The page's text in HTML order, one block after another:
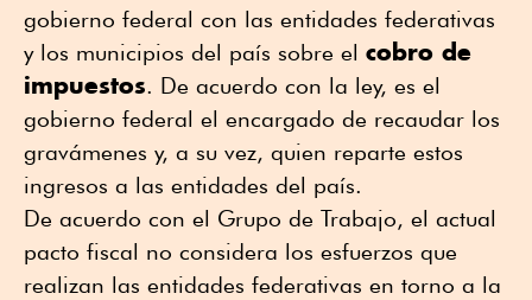
gobierno federal con las entidades federativas
y los municipios del país sobre el cobro de
impuestos. De acuerdo con la ley, es el
gobierno federal el encargado de recaudar los
gravámenes y, a su vez, quien reparte estos
ingresos a las entidades del país.
De acuerdo con el Grupo de Trabajo, el actual
pacto fiscal no considera los esfuerzos que
realizan las entidades federativas en torno a la